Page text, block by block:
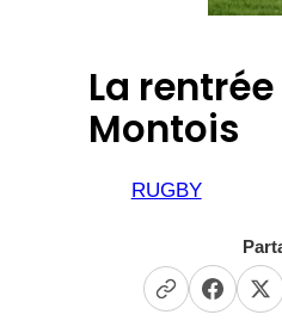
La
Montois
RUGBY